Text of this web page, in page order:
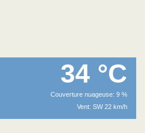
34 °C
Couverture nuageuse: 9 %
Vent: SW 22 km/h